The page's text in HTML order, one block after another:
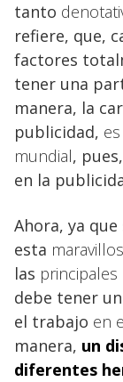
tanto
refiere, que,
factores
tener una
manera, la
publicidad,
mundial,
en la
Ahora, ya
esta
las
debe tener
el trabajo en
manera, un
diferentes